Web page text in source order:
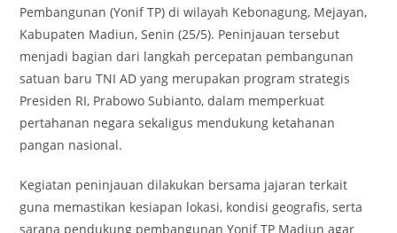
Pembangunan (Yonif TP) di wilayah Kebonagung, Mejayan,
Kabupaten Madiun, Senin (25/5). Peninjauan tersebut
menjadi bagian dari langkah percepatan pembangunan
satuan baru TNI AD yang merupakan program strategis
Presiden RI, Prabowo Subianto, dalam memperkuat
pertahanan negara sekaligus mendukung ketahanan
pangan nasional.
Kegiatan peninjauan dilakukan bersama jajaran terkait
guna memastikan kesiapan lokasi, kondisi geografis, serta
sarana pendukung pembangunan Yonif TP Madiun agar